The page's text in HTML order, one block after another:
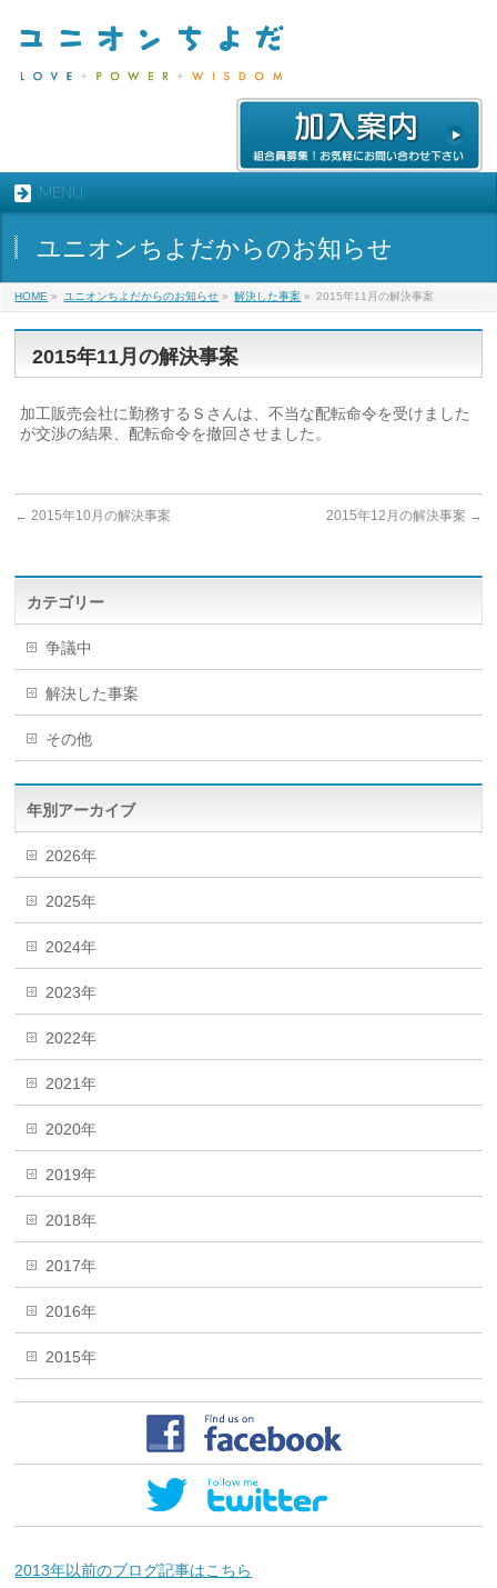
MENU
ユニオンちよだからのお知らせ
HOME » ユニオンちよだからのお知らせ » 解決した事案 » 2015年11月の解決事案
2015年11月の解決事案
加工販売会社に勤務するＳさんは、不当な配転命令を受けました
が交渉の結果、配転命令を撤回させました。
← 2015年10月の解決事案 2015年12月の解決事案 →
カテゴリー
争議中
解決した事案
その他
年別アーカイブ
2026年
2025年
2024年
2023年
2022年
2021年
2020年
2019年
2018年
2017年
2016年
2015年
2013年以前のブログ記事はこちら